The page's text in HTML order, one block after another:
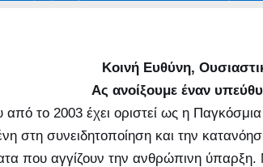
Κοινή Ευθύνη,
Ας ανοίξουμε έναν
το 2003 έχει οριστεί ως η
στη συνειδητοποίηση και την
που αγγίζουν την ανθρώπινη